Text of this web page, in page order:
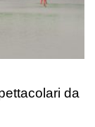
da